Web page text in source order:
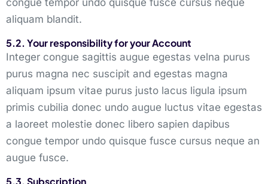
congue tempor undo quisque fusce cursus neque
aliquam blandit.
5.2. Your responsibility for your Account
Integer congue sagittis augue egestas velna purus
purus magna nec suscipit and egestas magna
aliquam ipsum vitae purus justo lacus ligula ipsum
primis cubilia donec undo augue luctus vitae egestas
a laoreet molestie donec libero sapien dapibus
congue tempor undo quisque fusce cursus neque an
augue fusce.
5.3. Subscription